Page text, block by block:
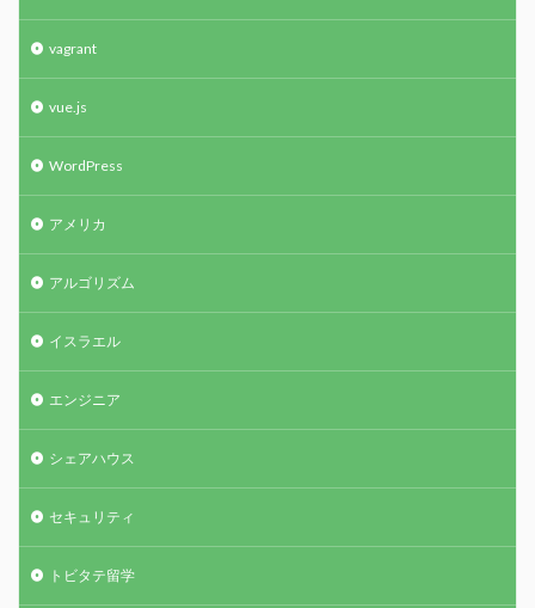
vagrant
vue.js
WordPress
アメリカ
アルゴリズム
イスラエル
エンジニア
シェアハウス
セキュリティ
トビタテ留学